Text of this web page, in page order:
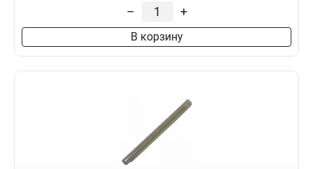
– +
В корзину